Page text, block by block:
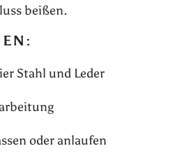
beißen.
Stahl und Leder
oder anlaufen